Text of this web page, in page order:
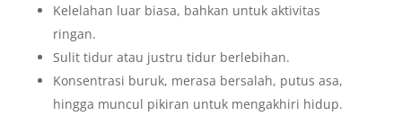
Kelelahan luar biasa, bahkan untuk aktivitas
ringan.
Sulit tidur atau justru tidur berlebihan.
Konsentrasi buruk, merasa bersalah, putus asa,
hingga muncul pikiran untuk mengakhiri hidup.